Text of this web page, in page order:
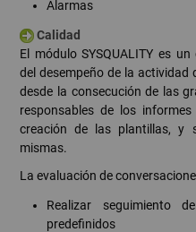
Alarmas
Calidad
El módulo SYSQUALITY es
del desempeño de la actividad
desde la consecución de las
responsables de los
creación de las plantillas, y
mismas.
La evaluación de
Realizar seguimiento
predefinidos